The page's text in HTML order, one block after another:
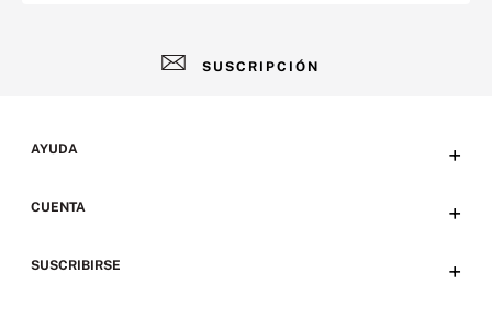
SUSCRIPCIÓN
AYUDA +
Preguntas frecuentes
CUENTA +
SUSCRIBIRSE +